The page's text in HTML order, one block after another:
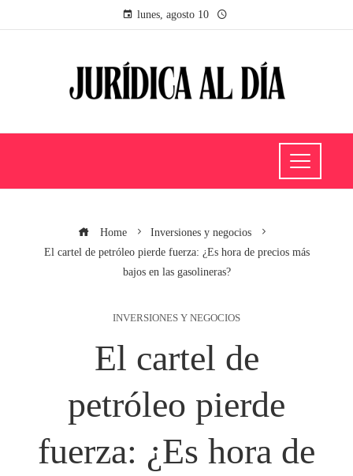
lunes, agosto 10
Home
Inversiones y negocios
El cartel de petróleo pierde fuerza: ¿Es hora de precios más
bajos en las gasolineras?
INVERSIONES Y NEGOCIOS
El cartel de
petróleo pierde
fuerza: ¿Es hora de